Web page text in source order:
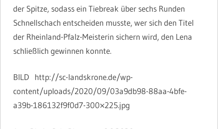
der Spitze, sodass ein Tiebreak über sechs Runden
Schnellschach entscheiden musste, wer sich den Titel
der Rheinland-Pfalz-Meisterin sichern wird, den Lena
schließlich gewinnen konnte.
BILD http://sc-landskrone.de/wp-
content/uploads/2020/09/03a9db98-88aa-4bfe-
a39b-186132f9f0d7-300×225.jpg